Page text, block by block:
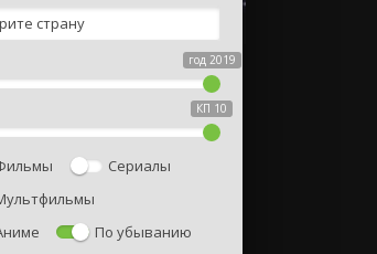
год 2019
КП 10
Сериалы
По убыванию